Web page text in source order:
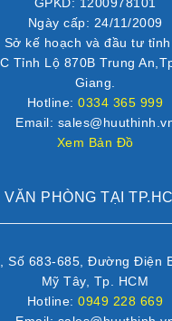
Ngày cấp: 24/11/2009
Sở kế hoạch và đầu tư
Tỉnh Lộ 870B Trung
Giang.
Hotline:0334 365 999
Email:
Xem Bản Đồ
VĂN PHÒNG TẠI
Số 683-685, Đường Điện
Mỹ Tây, Tp. HCM
Hotline:0949 228 669